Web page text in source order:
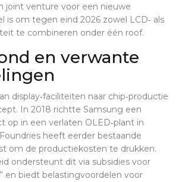
joint venture voor een nieuwe
is om tegen eind 2026 zowel LCD‑ als
te combineren onder één roof.
en verwante
display‑faciliteiten naar chip‑productie
In 2018 richtte Samsung een
op in een verlaten OLED‑plant in
heeft eerder bestaande
om de productiekosten te drukken.
ondersteunt dit via subsidies voor
en biedt belastingvoordelen voor